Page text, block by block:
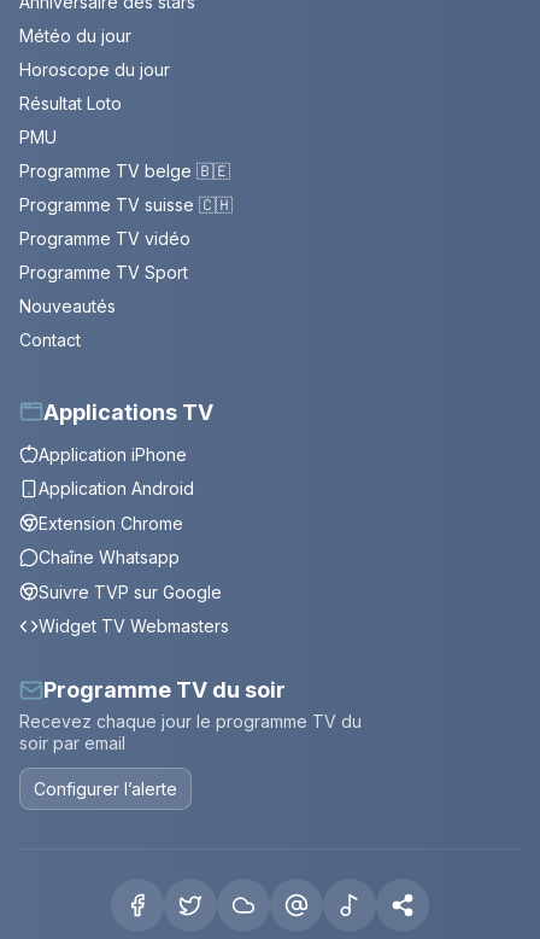
Météo du jour
Horoscope du jour
Résultat Loto
PMU
Programme TV belge 🇧🇪
Programme TV suisse 🇨🇭
Programme TV vidéo
Programme TV Sport
Nouveautés
Contact
Applications TV
Application iPhone
Application Android
Extension Chrome
Chaîne Whatsapp
Suivre TVP sur Google
Widget TV Webmasters
Programme TV du soir
Recevez chaque jour le programme TV du
soir par email
Configurer l’alerte